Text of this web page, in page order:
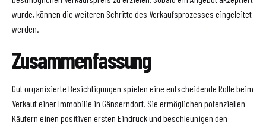
wurde, können die weiteren Schritte des Verkaufsprozesses eingeleitet
werden.
Zusammenfassung
Gut organisierte Besichtigungen spielen eine entscheidende Rolle beim
Verkauf einer Immobilie in Gänserndorf. Sie ermöglichen potenziellen
Käufern einen positiven ersten Eindruck und beschleunigen den